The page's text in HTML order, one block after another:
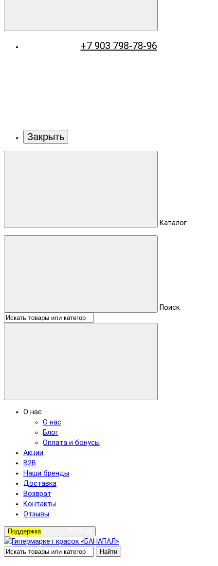
+7 903 798-78-96
Закрыть
Каталог
Поиск
О нас
О нас
Блог
Оплата и бонусы
Акции
B2B
Наши бренды
Доставка
Возврат
Контакты
Отзывы
Поддержка
Найти